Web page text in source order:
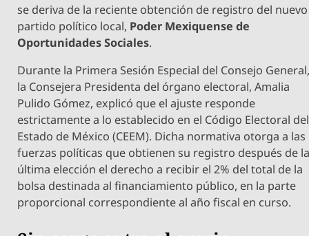
se deriva de la reciente obtención de registro del nuevo
partido político local, Poder Mexiquense de
Oportunidades Sociales.
Durante la Primera Sesión Especial del Consejo
la Consejera Presidenta del órgano electoral, Amalia
Pulido Gómez, explicó que el ajuste responde
estrictamente a lo establecido en el Código Electoral del
Estado de México (CEEM). Dicha normativa otorga a las
fuerzas políticas que obtienen su registro después de
última elección el derecho a recibir el 2% del total de la
bolsa destinada al financiamiento público, en la parte
proporcional correspondiente al año fiscal en curso.